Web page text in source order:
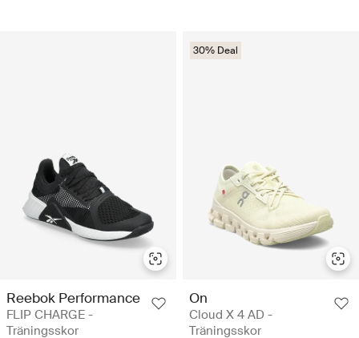
Reebok Performance
FLIP CHARGE -
Träningsskor
30% Deal
On
Cloud X 4 AD -
Träningsskor